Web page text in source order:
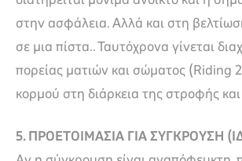
στην ασφάλεια. Αλλά και στη
σε μια πίστα.. Ταυτόχρονα γίνεται
πορείας ματιών και σώματος (Riding
κορμού στη διάρκεια της στροφής
5. ΠΡΟΕΤΟΙΜΑΣΙΑ ΓΙΑ ΣΥΓΚΡΟΥΣΗ